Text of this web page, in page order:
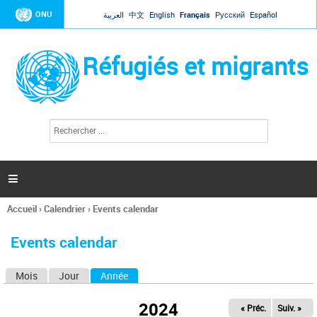
Jump to navigation
ONU العربية 中文 English Français Русский Español
Réfugiés et migrants
l
c
h
e

Vous
ici
Accueil›Calendrier› Events calendar
Events calendar
Mois Jour Année
2024 « Préc. Suiv. »